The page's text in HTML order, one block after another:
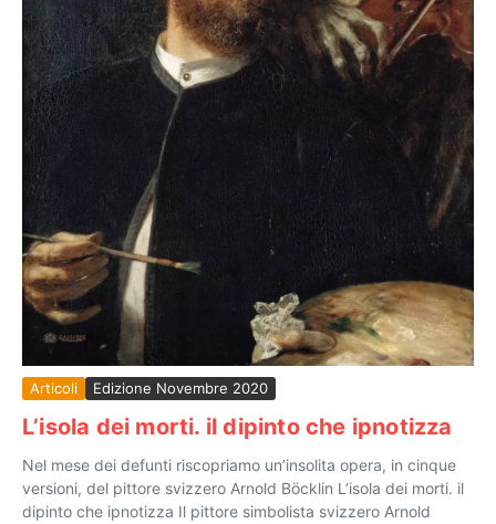
Articoli Edizione Novembre 2020
L’isola dei morti. il dipinto che ipnotizza
Nel mese dei defunti riscopriamo un’insolita opera, in cinque
versioni, del pittore svizzero Arnold Böcklin L’isola dei morti. il
dipinto che ipnotizza Il pittore simbolista svizzero Arnold